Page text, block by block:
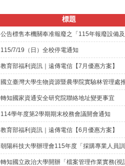
標題
115/7/19（日）全校停電通知
教育部福利資訊｜遠傳電信【7月優惠方案】
轉知國家資通安全研究院聯絡地址變更事宜
114學年度第2學期期末校務會議開會通知
教育部福利資訊｜遠傳電信【6月優惠方案】